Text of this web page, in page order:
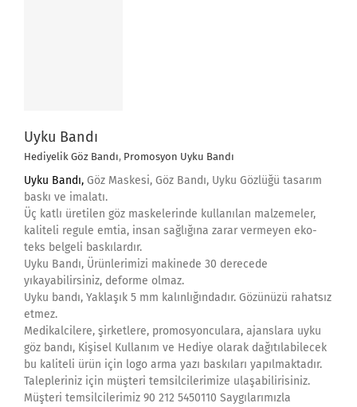
Uyku Bandı
Hediyelik Göz Bandı, Promosyon Uyku Bandı
Uyku Bandı, Göz Maskesi, Göz Bandı, Uyku Gözlüğü tasarım
baskı ve imalatı.
Üç katlı üretilen göz maskelerinde kullanılan malzemeler,
kaliteli regule emtia, insan sağlığına zarar vermeyen eko-
teks belgeli baskılardır.
Uyku Bandı, Ürünlerimizi makinede 30 derecede
yıkayabilirsiniz, deforme olmaz.
Uyku bandı, Yaklaşık 5 mm kalınlığındadır. Gözünüzü rahatsız
etmez.
Medikalcilere, şirketlere, promosyonculara, ajanslara uyku
göz bandı, Kişisel Kullanım ve Hediye olarak dağıtılabilecek
bu kaliteli ürün için logo arma yazı baskıları yapılmaktadır.
Talepleriniz için müşteri temsilcilerimize ulaşabilirisiniz.
Müşteri temsilcilerimiz 90 212 5450110 Saygılarımızla